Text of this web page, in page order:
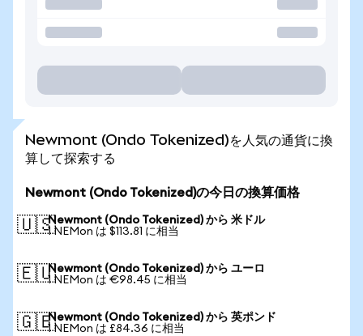
Newmont (Ondo Tokenized)を人気の通貨に換
算して探索する
Newmont (Ondo Tokenized)の今日の換算価格
🇺🇸Newmont (Ondo Tokenized) から 米ドル
1 NEMon は $113.81 に相当
🇪🇺Newmont (Ondo Tokenized) から ユーロ
1 NEMon は €98.45 に相当
🇬🇧Newmont (Ondo Tokenized) から 英ポンド
1 NEMon は £84.36 に相当